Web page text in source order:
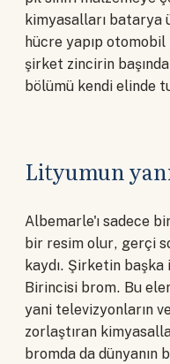
kimyasalları batarya
hücre yapıp
şirket zincirin
bölümü kendi elinde
Lityumun
Albemarle'ı sadece
bir resim olur, gerçi
kaydı. Şirketin
Birincisi brom. Bu
yani televizyonların
zorlaştıran
bromda da